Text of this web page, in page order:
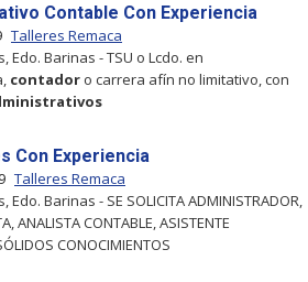
Contable Con Experiencia
Talleres Remaca
Edo. Barinas - TSU o Lcdo. en
contador o carrera afín no limitativo, con
Con Experiencia
Talleres Remaca
Barinas - SE SOLICITA ADMINISTRADOR,
ANALISTA CONTABLE, ASISTENTE
CONOCIMIENTOS